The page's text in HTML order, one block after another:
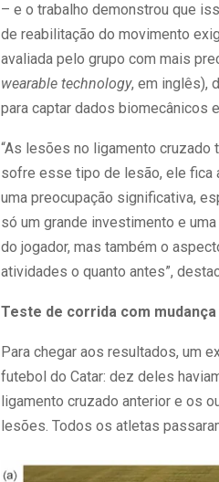
– e o trabalho demonstrou que
de reabilitação do movimento
avaliada pelo grupo com mais
wearable technology, em inglês),
para captar dados biomecânicos
“As lesões no ligamento cruzado
sofre esse tipo de lesão, ele fica
uma preocupação significativa,
só um grande investimento e
do jogador, mas também o
atividades o quanto antes”,
Teste de corrida com
Para chegar aos resultados, um
futebol do Catar: dez deles
ligamento cruzado anterior e os
lesões. Todos os atletas